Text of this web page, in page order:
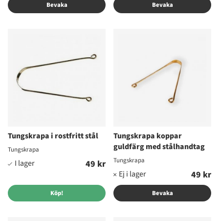
Bevaka Bevaka
Tungskrapa i rostfritt stål
Tungskrapa
49 kr
Köp!
Tungskrapa koppar
guldfärg med stålhandtag
Tungskrapa
49 kr
Bevaka